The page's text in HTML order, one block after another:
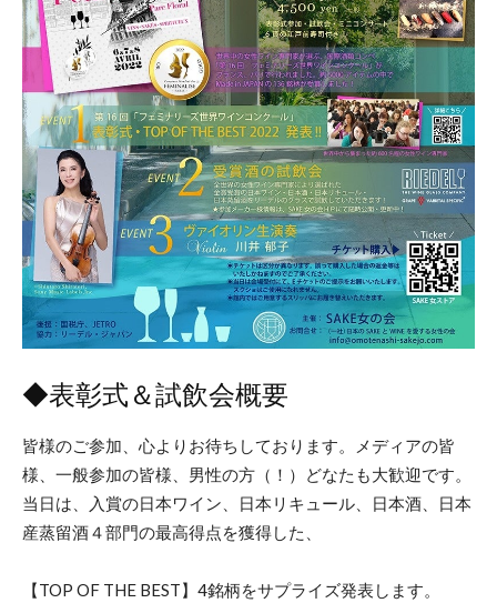
◆表彰式＆試飲会概要
皆様のご参加、心よりお待ちしております。メディアの皆
様、一般参加の皆様、男性の方（！）どなたも大歓迎です。
当日は、入賞の日本ワイン、日本リキュール、日本酒、日本
産蒸留酒４部門の最高得点を獲得した、
【TOP OF THE BEST】4銘柄をサプライズ発表します。